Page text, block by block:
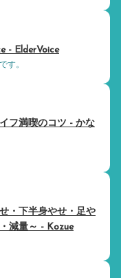
- ElderVoice
す。
フ満喫のコツ - かな
・下半身やせ・足や
減量～ - Kozue